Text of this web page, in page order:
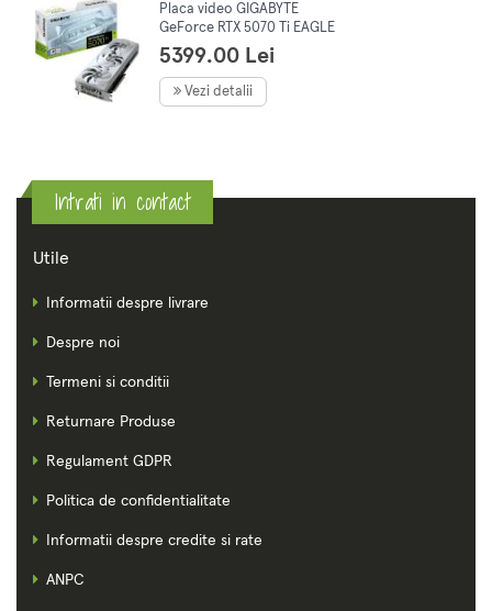
Placa video GIGABYTE
GeForce RTX 5070 Ti EAGLE
OC ICE SFF 16GB GDDR7 256-
bit DLSS 4.0
5399.00 Lei
Vezi detalii
Intrati in contact
Utile
Informatii despre livrare
Despre noi
Termeni si conditii
Returnare Produse
Regulament GDPR
Politica de confidentialitate
Informatii despre credite si rate
ANPC